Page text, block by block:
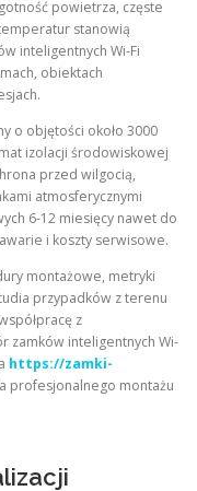
powietrza, częste
stanowią
inteligentnych Wi-Fi
obiektach
o objętości około 3000
izolacji środowiskowej
przed wilgocią,
atmosferycznymi
6-12 miesięcy nawet do
i koszty serwisowe.
montażowe, metryki
przypadków z terenu
z
zamków inteligentnych Wi-
https://zamki-
profesjonalnego montażu